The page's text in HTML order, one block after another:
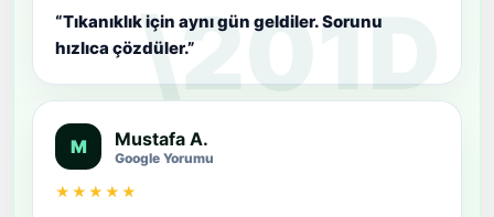
“Tıkanıklık için aynı gün geldiler. Sorunu
hızlıca çözdüler.”
M Mustafa A.
Google Yorumu
★★★★★